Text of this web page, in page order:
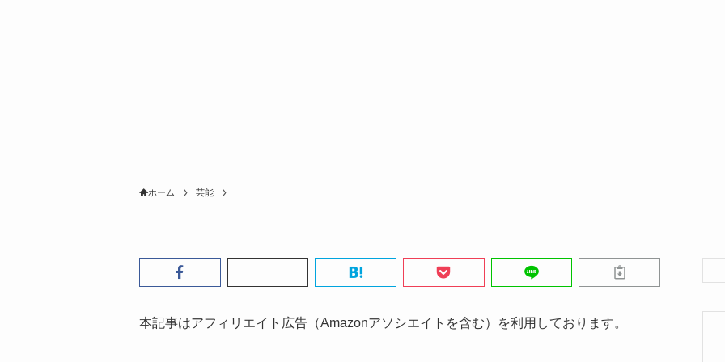
ホーム 芸能
本記事はアフィリエイト広告（Amazonアソシエイトを含む）を利用しております。